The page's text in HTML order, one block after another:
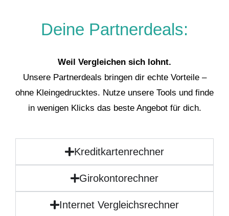
Deine Partnerdeals:
Weil Vergleichen sich lohnt.
Unsere Partnerdeals bringen dir echte Vorteile –
ohne Kleingedrucktes. Nutze unsere Tools und finde
in wenigen Klicks das beste Angebot für dich.
Kreditkartenrechner
Girokontorechner
Internet Vergleichsrechner